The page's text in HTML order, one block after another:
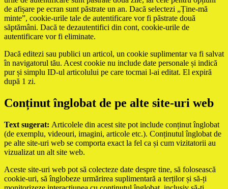
de afișare pe ecran sunt păstrate un an. Dacă selectezi „Ține-mă
minte”, cookie-urile tale de autentificare vor fi păstrate două
săptămâni. Dacă te dezautentifici din cont, cookie-urile de
autentificare vor fi eliminate.
Dacă editezi sau publici un articol, un cookie suplimentar va fi salvat
în navigatorul tău. Acest cookie nu include date personale și indică
pur și simplu ID-ul articolului pe care tocmai l-ai editat. El expiră
după 1 zi.
Conținut înglobat de pe alte site-uri web
Text sugerat: Articolele din acest site pot include conținut înglobat
(de exemplu, videouri, imagini, articole etc.). Conținutul înglobat de
pe alte site-uri web se comporta exact la fel ca și cum vizitatorii au
vizualizat un alt site web.
Aceste site-uri web pot să colecteze date despre tine, să folosească
cookie-uri, să înglobeze urmărirea suplimentară a terților și să-ți